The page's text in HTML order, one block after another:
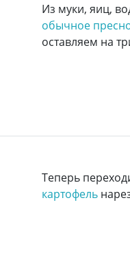
Из муки, яиц,
обычное
оставляем на
Теперь
картофель